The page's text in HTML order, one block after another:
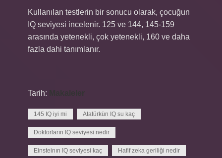
Kullanılan testlerin bir sonucu olarak, çocuğun
IQ seviyesi incelenir. 125 ve 144, 145-159
arasında yetenekli, çok yetenekli, 160 ve daha
fazla dahi tanımlanır.
Tarih:
145 IQ iyi mi Atatürkün IQ su kaç
Doktorların IQ seviyesi nedir
Einsteinın IQ seviyesi kaç Hafif zeka geriliği nedir